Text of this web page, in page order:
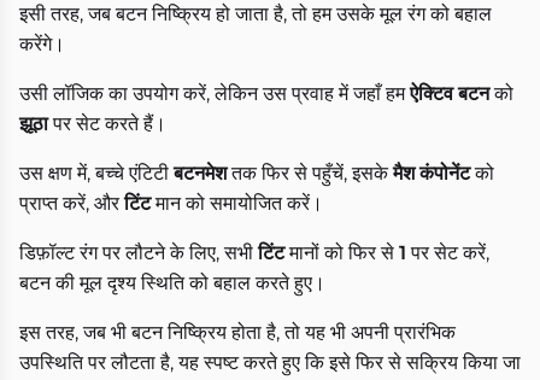
इसी तरह, जब बटन निष्क्रिय हो जाता है, तो हम उसके मूल रंग को बहाल
करेंगे।
उसी लॉजिक का उपयोग करें, लेकिन उस प्रवाह में जहाँ हमऐक्टिव बटनको
झूठापर सेट करते हैं।
उस क्षण में, बच्चे एंटिटीबटनमेशतक फिर से पहुँचें, इसकेमैश कंपोनेंटको
प्राप्त करें, औरटिंटमान को समायोजित करें।
डिफ़ॉल्ट रंग पर लौटने के लिए, सभीटिंटमानों को फिर से 1 पर सेट करें,
बटन की मूल दृश्य स्थिति को बहाल करते हुए।
इस तरह, जब भी बटन निष्क्रिय होता है, तो यह भी अपनी प्रारंभिक
उपस्थिति पर लौटता है, यह स्पष्ट करते हुए कि इसे फिर से सक्रिय किया जा